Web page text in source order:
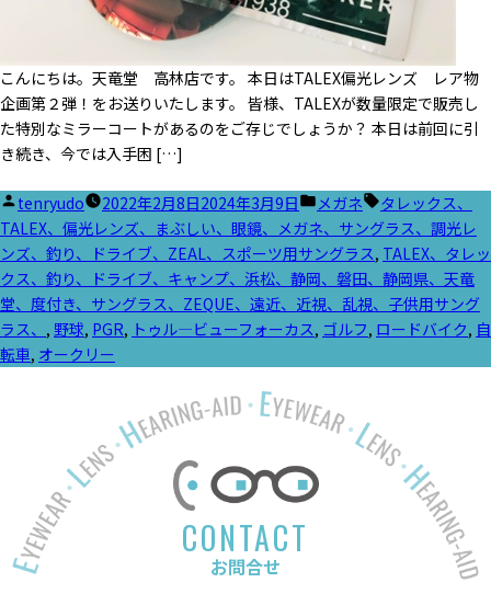
こんにちは。天竜堂 高林店です。 本日はTALEX偏光レンズ レア物
企画第２弾！をお送りいたします。 皆様、TALEXが数量限定で販売し
た特別なミラーコートがあるのをご存じでしょうか？ 本日は前回に引
き続き、今では入手困 […]
投
稿
者:
tenryudo 2022年2月8日2024年3月9日
カ
テ
ゴ
リ
ー:
メガネ
タ
グ:
タレックス、
TALEX、偏光レンズ、まぶしい、眼鏡、メガネ、サングラス、調光レ
ンズ、釣り、ドライブ、ZEAL、スポーツ用サングラス, TALEX、タレッ
クス、釣り、ドライブ、キャンプ、浜松、静岡、磐田、静岡県、天竜
堂、度付き、サングラス、ZEQUE、遠近、近視、乱視、子供用サング
ラス、 , 野球, PGR, トゥル―ビューフォーカス, ゴルフ, ロードバイク, 自
転車, オークリー
CONTACT
お問合せ